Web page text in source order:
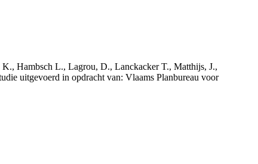
Hambsch L., Lagrou, D., Lanckacker T., Matthijs, J.,
uitgevoerd in opdracht van: Vlaams Planbureau voor